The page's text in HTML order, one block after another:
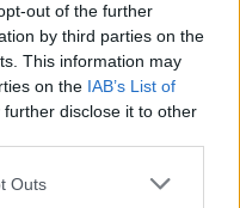
out of the further
by third parties on the
This information may
on the IAB’s List of
further disclose it to other
one or more Google
Outs
a Rubicon
Ha még nem
kattintson ide: